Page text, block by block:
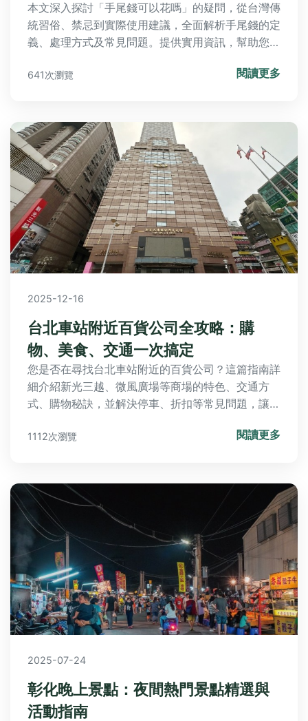
本文深入探討「手尾錢可以花嗎」的疑問，從台灣傳
統習俗、禁忌到實際使用建議，全面解析手尾錢的定
義、處理方式及常見問題。提供實用資訊，幫助您在
641次瀏覽 閱讀更多
2025-12-16
台北車站附近百貨公司全攻略：購
物、美食、交通一次搞定
您是否在尋找台北車站附近的百貨公司？這篇指南詳
細介紹新光三越、微風廣場等商場的特色、交通方
式、購物秘訣，並解決停車、折扣等常見問題，讓您
1112次瀏覽 閱讀更多
2025-07-24
彰化晚上景點：夜間熱門景點精選與
活動指南